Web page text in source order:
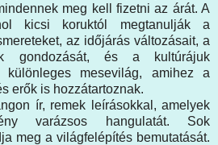
meg kell fizetni az árát. A
kicsi koruktól megtanulják a
az időjárás változásait, a
gondozását, és a kultúrájuk
mesevilág, amihez a
erők is hozzátartoznak.
ír, remek leírásokkal, amelyek
varázsos hangulatát. Sok
meg a világfelépítés bemutatását.